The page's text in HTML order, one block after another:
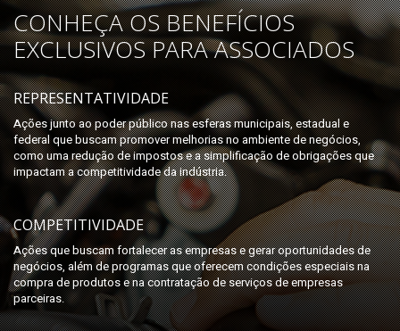
CONHEÇA OS BENEFÍCIOS
EXCLUSIVOS PARA ASSOCIADOS
REPRESENTATIVIDADE
Ações junto ao poder público nas esferas municipais, estadual e
federal que buscam promover melhorias no ambiente de negócios,
como uma redução de impostos e a simplificação de obrigações que
impactam a competitividade da indústria.
COMPETITIVIDADE
Ações que buscam fortalecer as empresas e gerar oportunidades de
negócios, além de programas que oferecem condições especiais na
compra de produtos e na contratação de serviços de empresas
parceiras.